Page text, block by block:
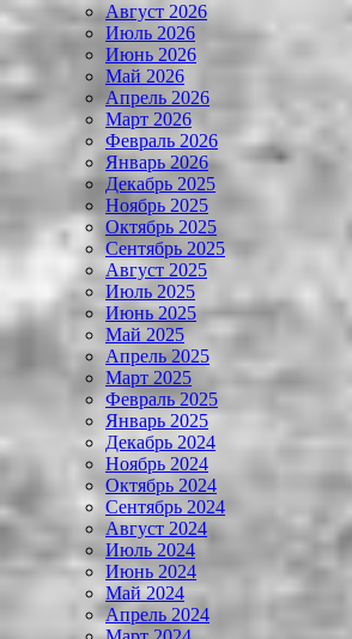
Август 2026
Июль 2026
Июнь 2026
Май 2026
Апрель 2026
Март 2026
Февраль 2026
Январь 2026
Декабрь 2025
Ноябрь 2025
Октябрь 2025
Сентябрь 2025
Август 2025
Июль 2025
Июнь 2025
Май 2025
Апрель 2025
Март 2025
Февраль 2025
Январь 2025
Декабрь 2024
Ноябрь 2024
Октябрь 2024
Сентябрь 2024
Август 2024
Июль 2024
Июнь 2024
Май 2024
Апрель 2024